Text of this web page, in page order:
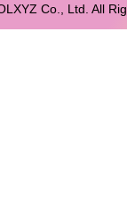
Co., Ltd. All